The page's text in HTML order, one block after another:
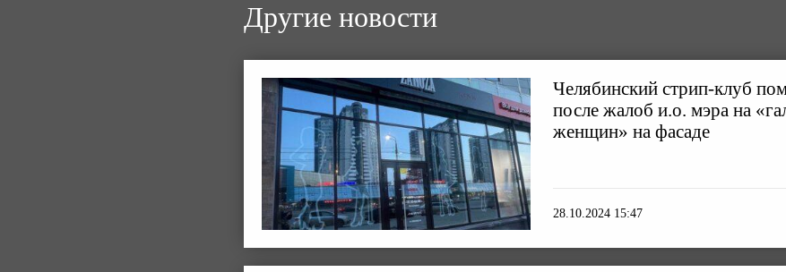
Другие новости
Челябинский стрип-клуб
после жалоб и.о. мэра на
женщин» на фасаде
28.10.2024 15:47